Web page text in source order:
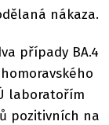
nákaza.
případy BA.4
laboratořím
pozitivních na